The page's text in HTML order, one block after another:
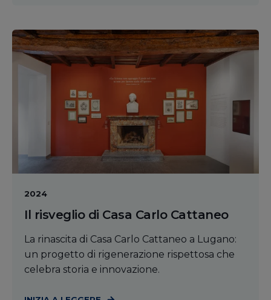
2024
Il risveglio di Casa Carlo Cattaneo
La rinascita di Casa Carlo Cattaneo a Lugano:
un progetto di rigenerazione rispettosa che
celebra storia e innovazione.